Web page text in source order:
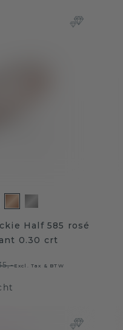
Half 585 rosé
0.30 crt
Excl. Tax & BTW